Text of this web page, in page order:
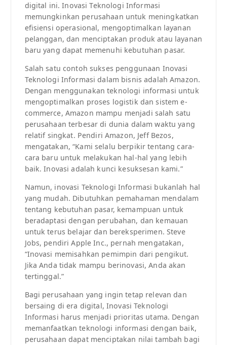
digital ini. Inovasi Teknologi Informasi
memungkinkan perusahaan untuk meningkatkan
efisiensi operasional, mengoptimalkan layanan
pelanggan, dan menciptakan produk atau layanan
baru yang dapat memenuhi kebutuhan pasar.
Salah satu contoh sukses penggunaan Inovasi
Teknologi Informasi dalam bisnis adalah Amazon.
Dengan menggunakan teknologi informasi untuk
mengoptimalkan proses logistik dan sistem e-
commerce, Amazon mampu menjadi salah satu
perusahaan terbesar di dunia dalam waktu yang
relatif singkat. Pendiri Amazon, Jeff Bezos,
mengatakan, “Kami selalu berpikir tentang cara-
cara baru untuk melakukan hal-hal yang lebih
baik. Inovasi adalah kunci kesuksesan kami.”
Namun, inovasi Teknologi Informasi bukanlah hal
yang mudah. Dibutuhkan pemahaman mendalam
tentang kebutuhan pasar, kemampuan untuk
beradaptasi dengan perubahan, dan kemauan
untuk terus belajar dan bereksperimen. Steve
Jobs, pendiri Apple Inc., pernah mengatakan,
“Inovasi memisahkan pemimpin dari pengikut.
Jika Anda tidak mampu berinovasi, Anda akan
tertinggal.”
Bagi perusahaan yang ingin tetap relevan dan
bersaing di era digital, Inovasi Teknologi
Informasi harus menjadi prioritas utama. Dengan
memanfaatkan teknologi informasi dengan baik,
perusahaan dapat menciptakan nilai tambah bagi